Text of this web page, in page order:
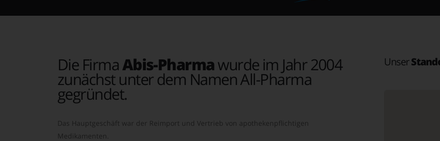
Die FirmaAbis-Pharmawurde im Jahr 2004
zunächst unter dem Namen All-Pharma
gegründet.
Das Hauptgeschäft war der Reimport und Vertrieb von apothekenpflichtigen
Medikamenten.
Unser